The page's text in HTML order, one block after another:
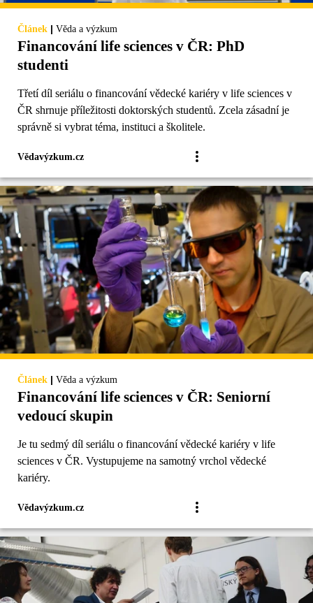
Článek | Věda a výzkum
Financování life sciences v ČR: PhD
studenti
Třetí díl seriálu o financování vědecké kariéry v life sciences v
ČR shrnuje příležitosti doktorských studentů. Zcela zásadní je
správně si vybrat téma, instituci a školitele.
Vědavýzkum.cz
Článek | Věda a výzkum
Financování life sciences v ČR: Seniorní
vedoucí skupin
Je tu sedmý díl seriálu o financování vědecké kariéry v life
sciences v ČR. Vystupujeme na samotný vrchol vědecké
kariéry.
Vědavýzkum.cz